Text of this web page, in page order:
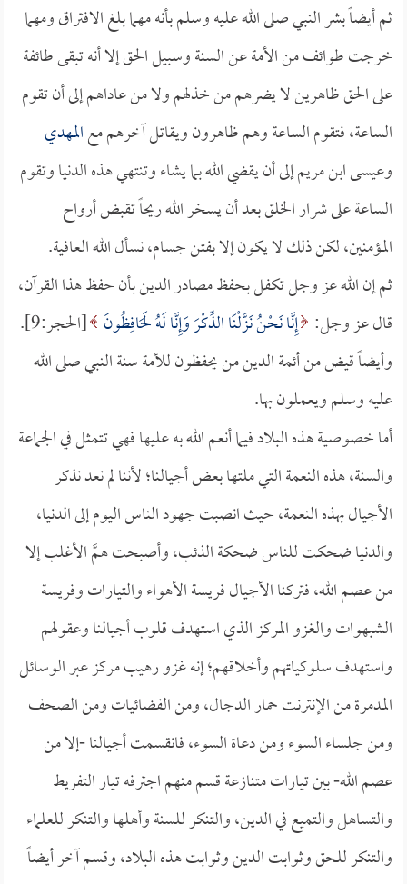
ثم أيضاً بشر النبي صلى الله عليه وسلم بأنه مهما بلغ الافتراق ومهما
خرجت طوائف من الأمة عن السنة وسبيل الحق إلا أنه تبقى طائفة
على الحق ظاهرين لا يضرهم من خذلهم ولا من عاداهم إلى أن تقوم
الساعة، فتقوم الساعة وهم ظاهرون ويقاتل آخرهم معالمهدي
وعيسى ابن مريم إلى أن يقضي الله بما يشاء وتنتهي هذه الدنيا وتقوم
الساعة على شرار الخلق بعد أن يسخر الله ريحاً تقبض أرواح
المؤمنين، لكن ذلك لا يكون إلا بفتن جسام، نسأل الله العافية.
ثم إن الله عز وجل تكفل بحفظ مصادر الدين بأن حفظ هذا القرآن،
قال عز وجل: إِنَّا نَحْنُ نَزَّلْنَا الذِّكْرَ وَإِنَّا لَهُ لَحَافِظُونَ [الحجر:9].
وأيضاً قيض من أئمة الدين من يحفظون للأمة سنة النبي صلى الله
عليه وسلم ويعملون بها.
أما خصوصية هذه البلاد فيما أنعم الله به عليها فهي تتمثل في الجماعة
والسنة، هذه النعمة التي ملتها بعض أجيالنا؛ لأننا لم نعد نذكر
الأجيال بهذه النعمة، حيث انصبت جهود الناس اليوم إلى الدنيا،
والدنيا ضحكت للناس ضحكة الذئب، وأصبحت همَّ الأغلب إلا
من عصم الله، فتركنا الأجيال فريسة الأهواء والتيارات وفريسة
الشبهوات والغزو المركز الذي استهدف قلوب أجيالنا وعقولهم
واستهدف سلوكياتهم وأخلاقهم؛ إنه غزو رهيب مركز عبر الوسائل
المدمرة من الإنترنت حمار الدجال، ومن الفضائيات ومن الصحف
ومن جلساء السوء ومن دعاة السوء، فانقسمت أجيالنا -إلا من
عصم الله- بين تيارات متنازعة قسم منهم اجترفه تيار التفريط
والتساهل والتميع في الدين، والتنكر للسنة وأهلها والتنكر للعلماء
والتنكر للحق وثوابت الدين وثوابت هذه البلاد، وقسم آخر أيضاً